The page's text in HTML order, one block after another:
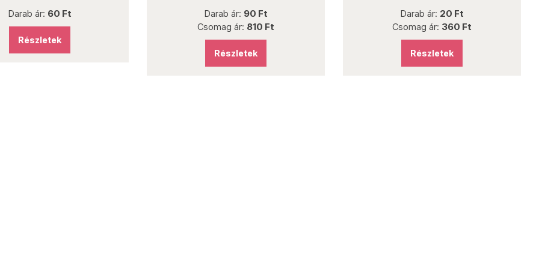
Darab ár:60 Ft
Részletek
Darab ár:90 Ft
Csomag ár:810 Ft
Részletek
Darab ár:20 Ft
Csomag ár:360 Ft
Részletek